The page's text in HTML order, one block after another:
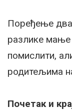
Поређење два
разлике
помислити,
родитељима
Почетак и